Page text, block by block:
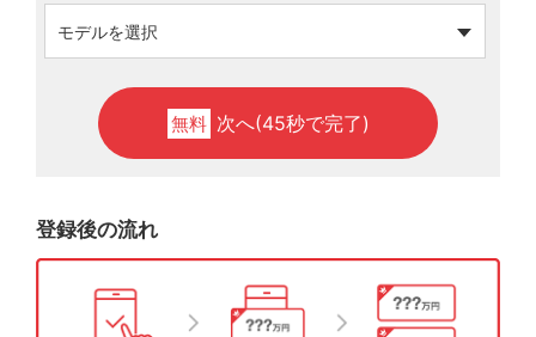
無料 次へ(45秒で完了)
登録後の流れ